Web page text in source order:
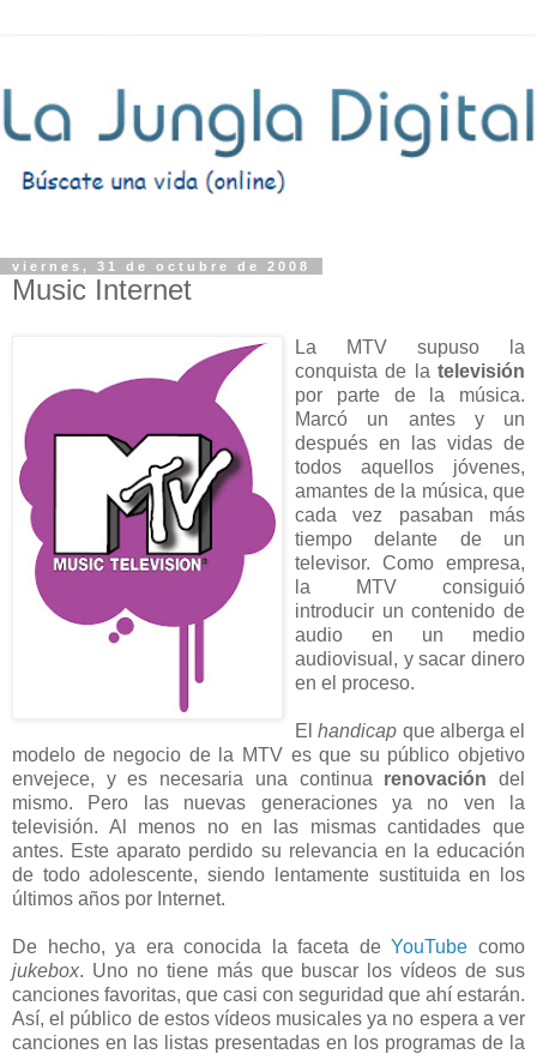
viernes, 31 de octubre de 2008
Music Internet
La MTV supuso la
conquista de la televisión
por parte de la música.
Marcó un antes y un
después en las vidas de
todos aquellos jóvenes,
amantes de la música, que
cada vez pasaban más
tiempo delante de un
televisor. Como empresa,
la MTV consiguió
introducir un contenido de
audio en un medio
audiovisual, y sacar dinero
en el proceso.
Elhandicap que alberga el
modelo de negocio de la MTV es que su público objetivo
envejece, y es necesaria una continua renovacióndel
mismo. Pero las nuevas generaciones ya no ven la
televisión. Al menos no en las mismas cantidades que
antes. Este aparato perdido su relevancia en la educación
de todo adolescente, siendo lentamente sustituida en los
últimos años por Internet.
De hecho, ya era conocida la faceta deYouTube como
jukebox. Uno no tiene más que buscar los vídeos de sus
canciones favoritas, que casi con seguridad que ahí estarán.
Así, el público de estos vídeos musicales ya no espera a ver
canciones en las listas presentadas en los programas de la